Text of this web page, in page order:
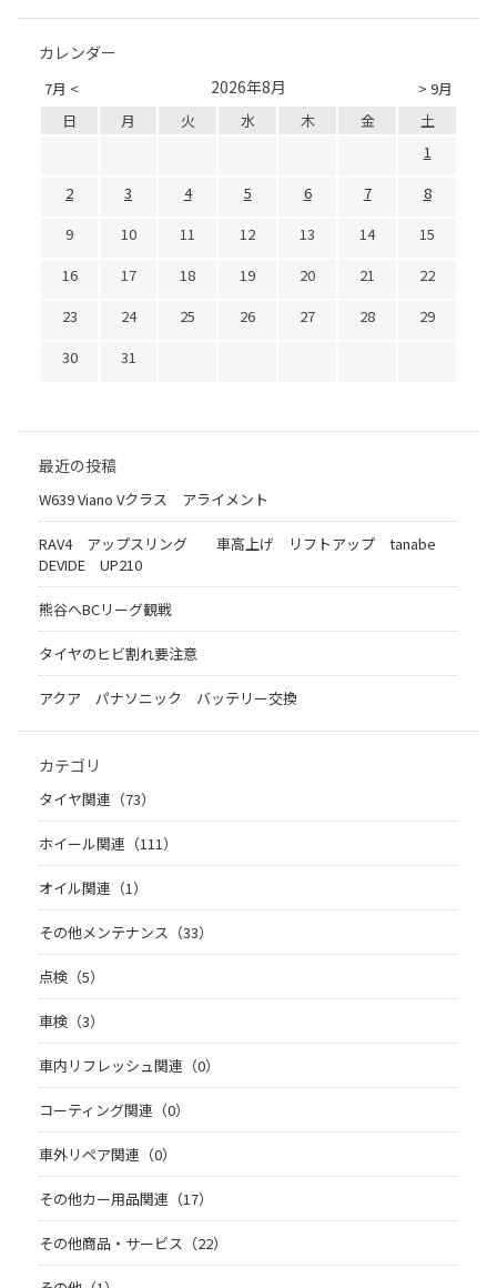
カレンダー
7月 < > 9月
2026年8月
日 月 火 水 木 金
土
1
2
3 4 5 6 7
8
9
10 11 12 13 14
15
16
17 18 19 20 21
22
23
24 25 26 27 28
29
30
31
最近の投稿
W639 Viano Vクラス アライメント
RAV4 アップスリング 車高上げ リフトアップ tanabe
DEVIDE UP210
熊谷へBCリーグ観戦
タイヤのヒビ割れ要注意
アクア パナソニック バッテリー交換
カテゴリ
タイヤ関連（73）
ホイール関連（111）
オイル関連（1）
その他メンテナンス（33）
点検（5）
車検（3）
車内リフレッシュ関連（0）
コーティング関連（0）
車外リペア関連（0）
その他カー用品関連（17）
その他商品・サービス（22）